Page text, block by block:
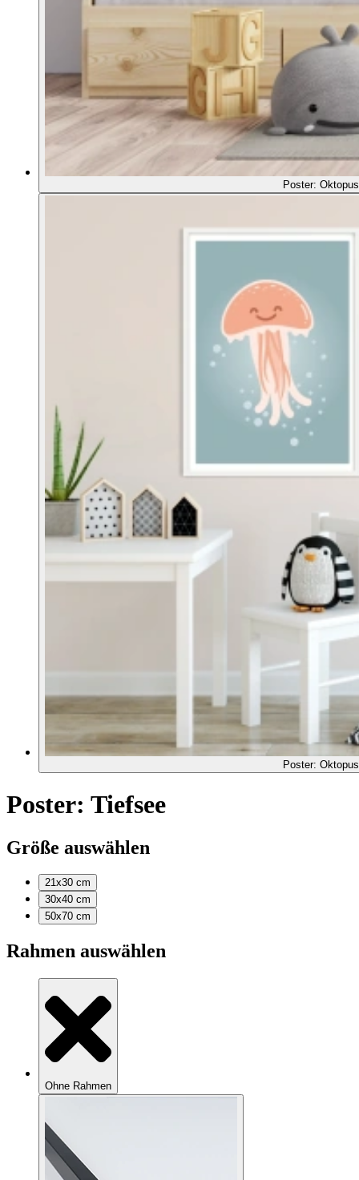
Poster:
Poster:
Poster: Tiefsee
Größe auswählen
21x30 cm
30x40 cm
50x70 cm
Rahmen auswählen
Ohne Rahmen